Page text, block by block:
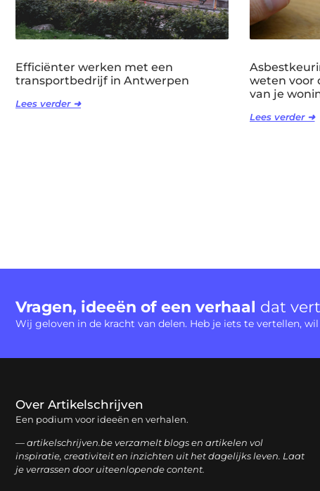
Efficiënter werken met een
transportbedrijf in Antwerpen
Lees verder ➜
weten voor
van je
Lees verder ➜
Vragen, ideeën of een verhaal dat
Wij geloven in de kracht van delen. Heb je iets te vertellen,
Over Artikelschrijven
Een podium voor ideeën en verhalen.
— artikelschrijven.be verzamelt blogs en artikelen vol
inspiratie, creativiteit en inzichten uit het dagelijks leven. Laat
je verrassen door uiteenlopende content.